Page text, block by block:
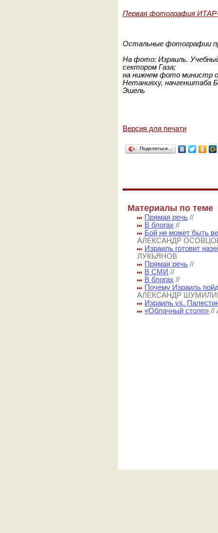
Первая фотография
Остальные фотографии
На фото: Израиль.
сектором Газа;
на нижнем фото министр
Нетанияху, начгенштаба
Эшель
Версия для печати
Поделиться…
Материалы по теме
Прямая речь //
В блогах //
Бой не может быть
АЛЕКСАНДР
Израиль готовит
ЛУКЬЯНОВ
Прямая речь //
В СМИ //
В блогах //
Почему Израиль
АЛЕКСАНДР
Израиль vs.
«Облачный столп» //